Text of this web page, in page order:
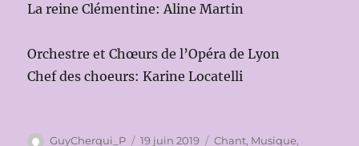
La reine Clémentine: Aline Martin
Orchestre et Chœurs de l’Opéra de Lyon
Chef des choeurs: Karine Locatelli
Auteur
GuyCherqui_P
Publié
19 juin 2019 Catégories
Chant, Musique,